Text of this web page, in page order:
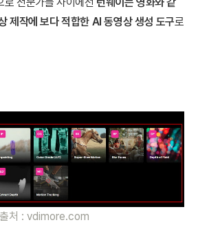
제작에 보다 적합한 AI 동영상 생성 도구로
출처 : vdimore.com